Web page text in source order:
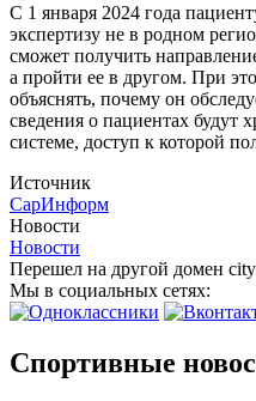
С 1 января 2024 года
экспертизу не в родном
сможет получить
а пройти ее в другом. При
объяснять, почему он
сведения о пациентах будут
системе, доступ к которой
Источник
СарИнформ
Новости
Новости
Перешел на другой домен
Мы в социальных сетях:
Спортивные